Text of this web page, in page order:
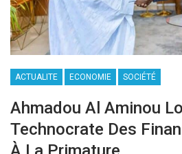
ACTUALITE ECONOMIE SOCIÉTÉ
Ahmadou Al Aminou
Technocrate Des